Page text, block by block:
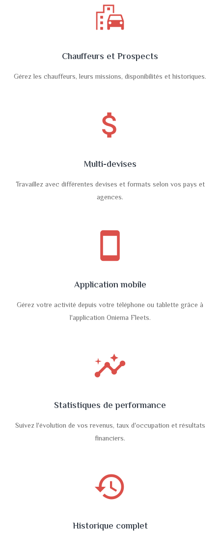
emoji_transportation
Chauffeurs et Prospects
Gérez les chauffeurs, leurs missions, disponibilités et historiques.
attach_money
Multi-devises
Travaillez avec différentes devises et formats selon vos pays et
agences.
smartphone
Application mobile
Gérez votre activité depuis votre téléphone ou tablette grâce à
l'application Oniema Fleets.
insights
Statistiques de performance
Suivez l'évolution de vos revenus, taux d'occupation et résultats
financiers.
history
Historique complet